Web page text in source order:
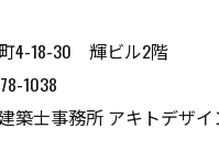
4-18-30 輝ビル2階
1038
築士事務所 アキトデザイ